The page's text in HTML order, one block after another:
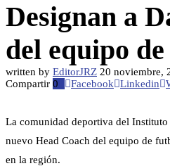
Designan a
del equipo
written by EditorJRZ 20 noviembre,
Compartir 0 Facebook Linkedin
La comunidad deportiva del
nuevo Head Coach del equipo de
en la región.